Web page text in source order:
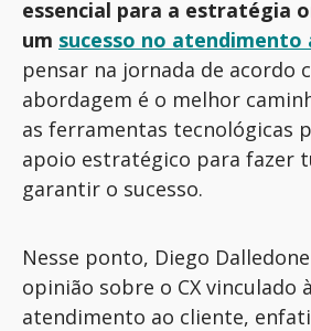
essencial para a estratégia
um sucesso no atendimento
pensar na jornada de acordo
abordagem é o melhor
as ferramentas tecnológicas
apoio estratégico para fazer
garantir o sucesso.
Nesse ponto, Diego
opinião sobre o CX vinculado
atendimento ao cliente,